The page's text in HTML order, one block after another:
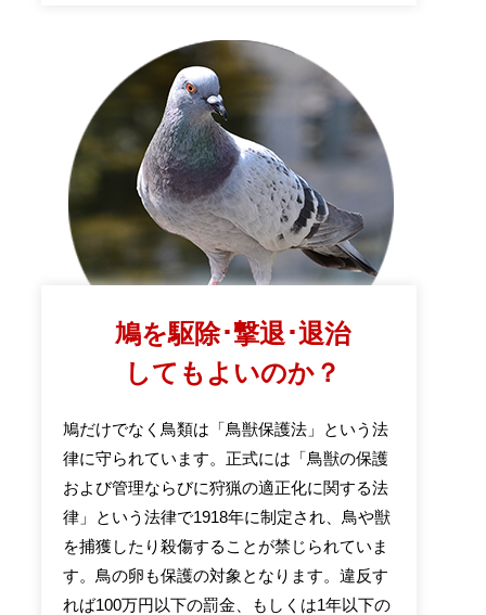
鳩を駆除･撃退･退治
してもよいのか？
鳩だけでなく鳥類は「鳥獣保護法」という法
律に守られています。正式には「鳥獣の保護
および管理ならびに狩猟の適正化に関する法
律」という法律で1918年に制定され、鳥や獣
を捕獲したり殺傷することが禁じられていま
す。鳥の卵も保護の対象となります。違反す
れば100万円以下の罰金、もしくは1年以下の